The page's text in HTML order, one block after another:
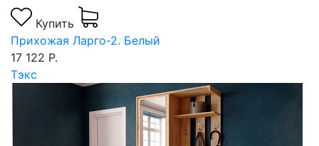
Купить
Прихожая Ларго-2. Белый
17 122 Р.
Тэкс